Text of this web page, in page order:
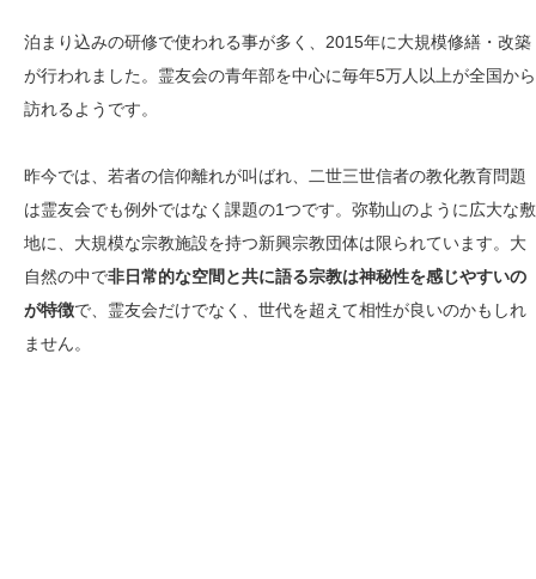
泊まり込みの研修で使われる事が多く、2015年に大規模修繕・改築
が行われました。霊友会の青年部を中心に毎年5万人以上が全国から
訪れるようです。
昨今では、若者の信仰離れが叫ばれ、二世三世信者の教化教育問題
は霊友会でも例外ではなく課題の1つです。弥勒山のように広大な敷
地に、大規模な宗教施設を持つ新興宗教団体は限られています。大
自然の中で非日常的な空間と共に語る宗教は神秘性を感じやすいの
が特徴で、霊友会だけでなく、世代を超えて相性が良いのかもしれ
ません。